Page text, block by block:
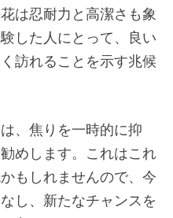
は忍耐力と高潔さも象
した人にとって、良い
訪れることを示す兆候
、焦りを一時的に抑
めします。これはこれ
もしれませんので、今
し、新たなチャンスを